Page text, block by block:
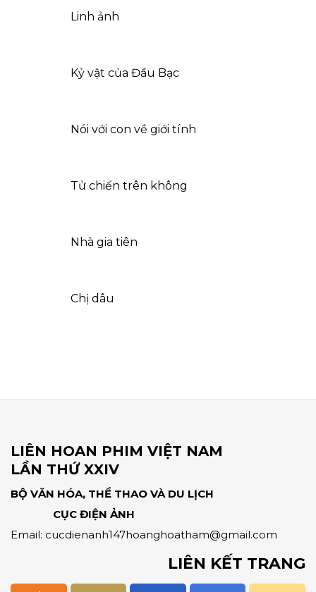
Linh ảnh
Kỷ vật của Đầu Bạc
Nói với con về giới tính
Tử chiến trên không
Nhà gia tiên
Chị dâu
LIÊN HOAN PHIM VIỆT NAM
LẦN THỨ XXIV
BỘ VĂN HÓA, THỂ THAO VÀ DU LỊCH
CỤC ĐIỆN ẢNH
Email: cucdienanh147hoanghoatham@gmail.com
LIÊN KẾT TRANG